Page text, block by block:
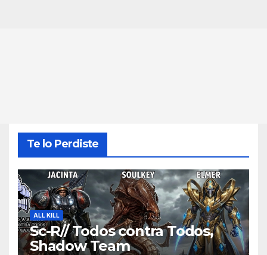
Te lo Perdiste
ALL KILL
Sc-R// Todos contra Todos,
Shadow Team